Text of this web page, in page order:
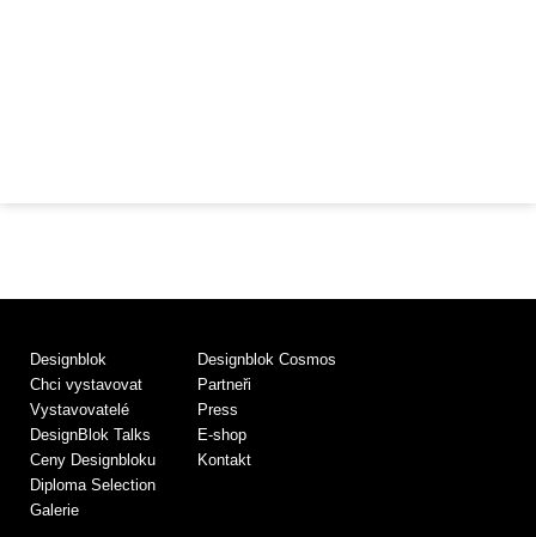
Designblok
Chci vystavovat
Vystavovatelé
DesignBlok Talks
Ceny Designbloku
Diploma Selection
Galerie
Designblok Cosmos
Partneři
Press
E-shop
Kontakt